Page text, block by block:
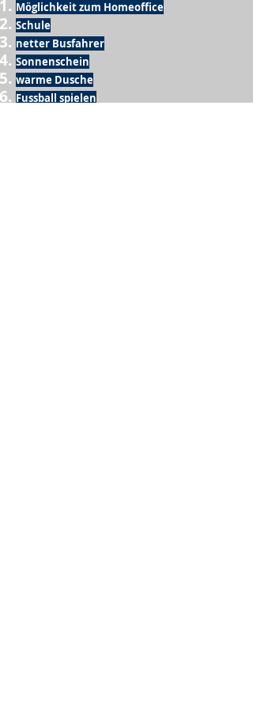
Möglichkeit zum Homeoffice
Schule
netter Busfahrer
Sonnenschein
warme Dusche
Fussball spielen